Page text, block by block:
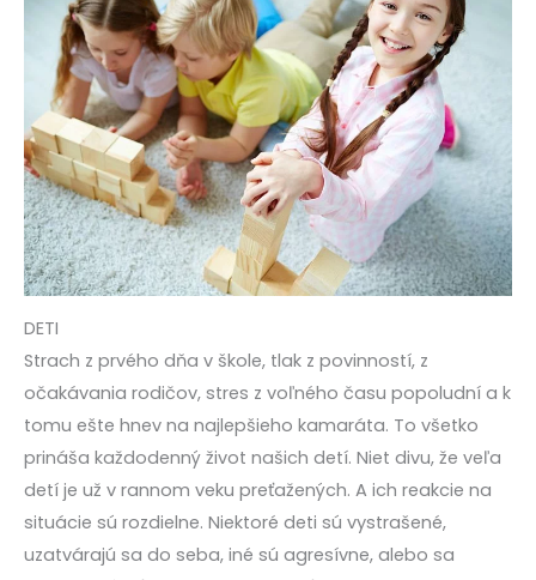
DETI
Strach z prvého dňa v škole, tlak z povinností, z
očakávania rodičov, stres z voľného času popoludní a k
tomu ešte hnev na najlepšieho kamaráta. To všetko
prináša každodenný život našich detí. Niet divu, že veľa
detí je už v rannom veku preťažených. A ich reakcie na
situácie sú rozdielne. Niektoré deti sú vystrašené,
uzatvárajú sa do seba, iné sú agresívne, alebo sa